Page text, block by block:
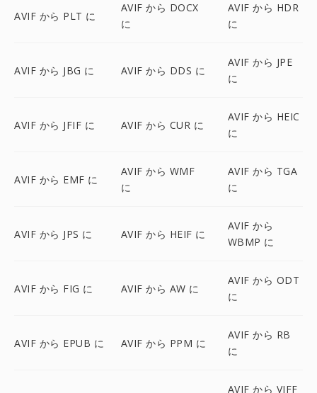
AVIF から PLT に
AVIF から DOCX
に
AVIF から HDR
に
AVIF から JBG に AVIF から DDS に
AVIF から JPE
に
AVIF から JFIF に AVIF から CUR に
AVIF から HEIC
に
AVIF から EMF に
AVIF から WMF
に
AVIF から TGA
に
AVIF から JPS に AVIF から HEIF に
AVIF から
WBMP に
AVIF から FIG に AVIF から AW に
AVIF から ODT
に
AVIF から EPUB に AVIF から PPM に
AVIF から RB
に
AVIF から VIFF